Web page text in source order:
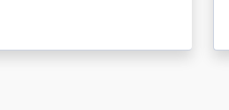
E ARSIAL HANNO